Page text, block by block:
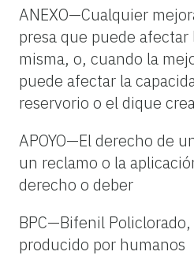
ANEXO—Cualquier
presa que puede
misma, o, cuando la
puede afectar la
reservorio o el dique
APOYO—El derecho de
un reclamo o la
derecho o deber
BPC—Bifenil
producido por humanos